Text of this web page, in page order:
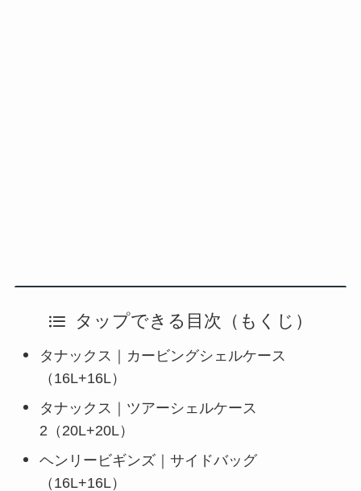
タップできる目次（もくじ）
タナックス｜カービングシェルケース
（16L+16L）
タナックス｜ツアーシェルケース
2（20L+20L）
ヘンリービギンズ｜サイドバッグ
（16L+16L）